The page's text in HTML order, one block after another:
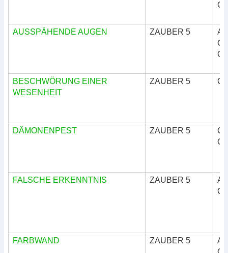
AUSSPÄHENDE AUGEN ZAUBER 5
BESCHWÖRUNG EINER
WESENHEIT
ZAUBER 5
DÄMONENPEST ZAUBER 5
FALSCHE ERKENNTNIS ZAUBER 5
FARBWAND ZAUBER 5